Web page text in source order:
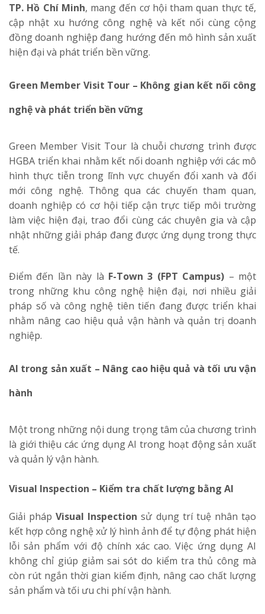
TP. Hồ Chí Minh, mang đến cơ hội tham quan thực tế,
cập nhật xu hướng công nghệ và kết nối cùng cộng
đồng doanh nghiệp đang hướng đến mô hình sản xuất
hiện đại và phát triển bền vững.
Green Member Visit Tour – Không gian kết nối công
nghệ và phát triển bền vững
Green Member Visit Tour là chuỗi chương trình được
HGBA triển khai nhằm kết nối doanh nghiệp với các mô
hình thực tiễn trong lĩnh vực chuyển đổi xanh và đổi
mới công nghệ. Thông qua các chuyến tham quan,
doanh nghiệp có cơ hội tiếp cận trực tiếp môi trường
làm việc hiện đại, trao đổi cùng các chuyên gia và cập
nhật những giải pháp đang được ứng dụng trong thực
tế.
Điểm đến lần này là F-Town 3 (FPT Campus) – một
trong những khu công nghệ hiện đại, nơi nhiều giải
pháp số và công nghệ tiên tiến đang được triển khai
nhằm nâng cao hiệu quả vận hành và quản trị doanh
nghiệp.
AI trong sản xuất – Nâng cao hiệu quả và tối ưu vận
hành
Một trong những nội dung trọng tâm của chương trình
là giới thiệu các ứng dụng AI trong hoạt động sản xuất
và quản lý vận hành.
Visual Inspection – Kiểm tra chất lượng bằng AI
Giải phápVisual Inspection sử dụng trí tuệ nhân tạo
kết hợp công nghệ xử lý hình ảnh để tự động phát hiện
lỗi sản phẩm với độ chính xác cao. Việc ứng dụng AI
không chỉ giúp giảm sai sót do kiểm tra thủ công mà
còn rút ngắn thời gian kiểm định, nâng cao chất lượng
sản phẩm và tối ưu chi phí vận hành.